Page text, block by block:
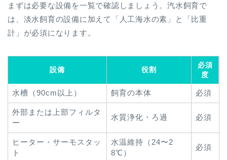
まずは必要な設備を一覧で確認しましょう。汽水飼育で
は、淡水飼育の設備に加えて「人工海水の素」と「比重
計」が必須になります。
設備 役割
必須
度
水槽（90cm以上） 飼育の本体 必須
外部または上部フィルタ
ー
水質浄化・ろ過 必須
ヒーター・サーモスタッ
ト
水温維持（24〜2
8℃）
必須